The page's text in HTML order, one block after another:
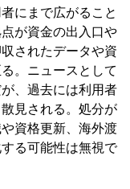
にまで広がること
が資金の出入口や
されたデータや資
。ニュースとして
、過去には利用者
見される。処分が
資格更新、海外渡
る可能性は無視で